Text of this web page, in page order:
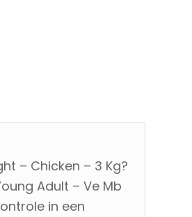
– Chicken – 3 Kg?
Adult – Ve Mb
in een